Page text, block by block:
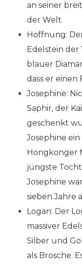
an seiner
der Welt.
Hoffnung:
Edelstein der
blauer
dass er einen
Josephine:
Saphir, der
geschenkt
Josephine
Hongkonger
jüngste
Josephine
sieben Jahre
Logan: Der
massiver
Silber und
als Brosche.